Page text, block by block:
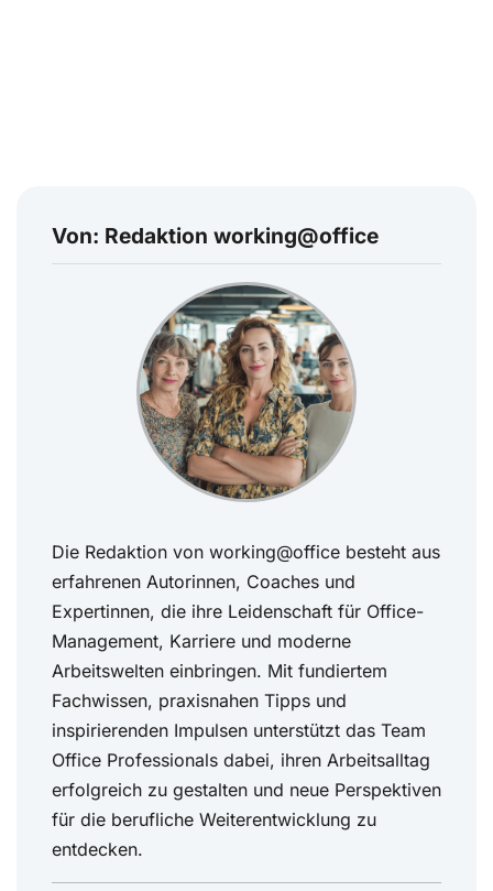
Von: Redaktion working@office
Die Redaktion von working@office besteht aus
erfahrenen Autorinnen, Coaches und
Expertinnen, die ihre Leidenschaft für Office-
Management, Karriere und moderne
Arbeitswelten einbringen. Mit fundiertem
Fachwissen, praxisnahen Tipps und
inspirierenden Impulsen unterstützt das Team
Office Professionals dabei, ihren Arbeitsalltag
erfolgreich zu gestalten und neue Perspektiven
für die berufliche Weiterentwicklung zu
entdecken.